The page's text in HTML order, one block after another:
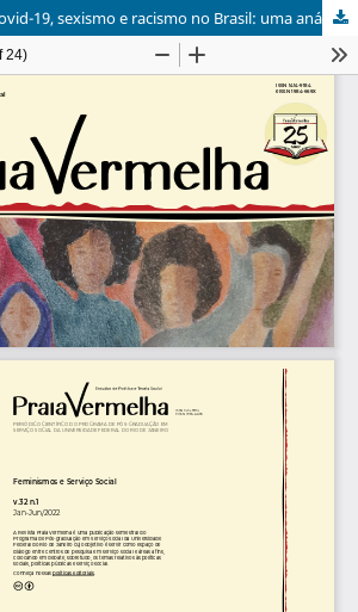
Relações entre a covid-19, sexismo e racismo no Brasil: uma análise da economia feminista